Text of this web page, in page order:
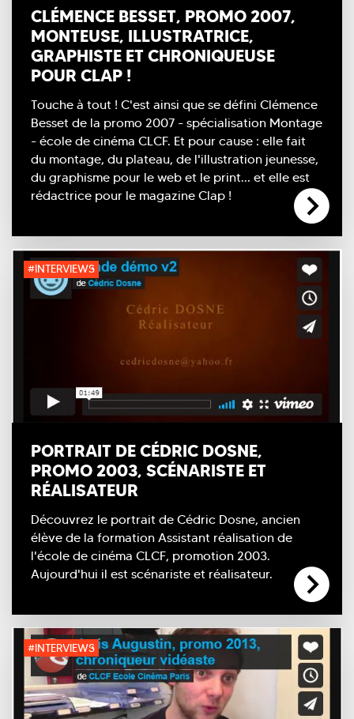
CLÉMENCE BESSET, PROMO 2007,
MONTEUSE, ILLUSTRATRICE,
GRAPHISTE ET CHRONIQUEUSE
POUR CLAP !
Touche à tout ! C'est ainsi que se défini Clémence
Besset de la promo 2007 - spécialisation Montage
- école de cinéma CLCF. Et pour cause : elle fait
du montage, du plateau, de l'illustration jeunesse,
du graphisme pour le web et le print... et elle est
rédactrice pour le magazine Clap !
#INTERVIEWS
PORTRAIT DE CÉDRIC DOSNE,
PROMO 2003, SCÉNARISTE ET
RÉALISATEUR
Découvrez le portrait de Cédric Dosne, ancien
élève de la formation Assistant réalisation de
l'école de cinéma CLCF, promotion 2003.
Aujourd'hui il est scénariste et réalisateur.
#INTERVIEWS